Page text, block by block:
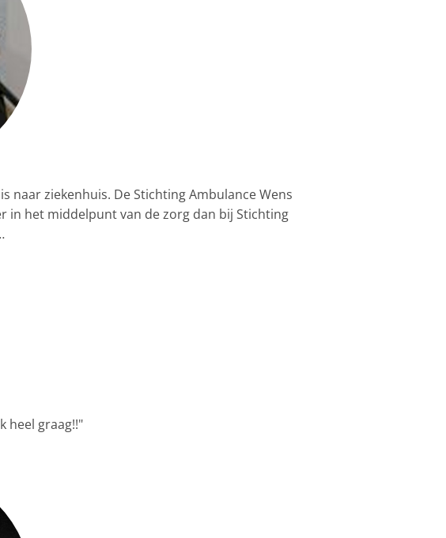
naar ziekenhuis. De Stichting Ambulance Wens
in het middelpunt van de zorg dan bij Stichting
heel graag!!"